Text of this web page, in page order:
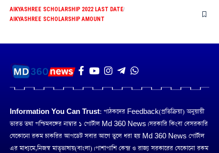
AIKYASHREE SCHOLARSHIP 2022 LAST DATE
AIKYASHREE SCHOLARSHIP AMOUNT
Information You Can Trust: পাঠকদের Feedback(প্রতিক্রিয়া) অনুয়ায়ী
ভারত তথা পশ্চিমবঙ্গের নাম্বার ১ পোর্টাল Md 360 News। সরকারি কিংবা বেসরকারি
যেকোনো রকম চাকরির আপডেট সবার আগে তুলে ধরা হয় Md 360 News পোর্টাল
এর মাধ্যমে,নিজস্ব মাতৃভাষায়(বাংলা)। পাশাপাশি কেন্দ্র ও রাজ্য সরকারের যেকোনো রকম